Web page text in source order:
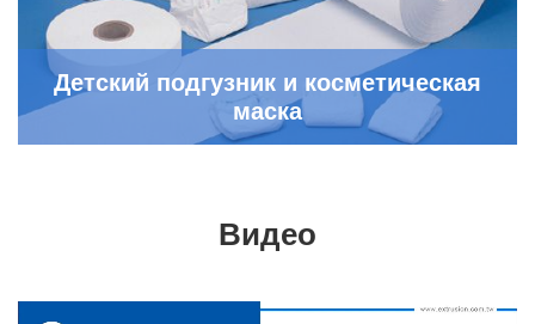
Детский подгузник и косметическая
маска
Видео